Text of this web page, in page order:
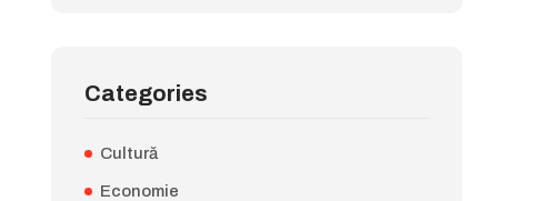
Categories
Cultură
Economie